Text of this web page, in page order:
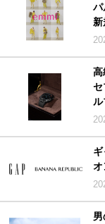
パ
新
高
セ
ル
オ